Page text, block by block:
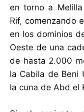
en torno a
Rif, comenzando
en los dominios
Oeste de una
de hasta 2.000
la Cabila de Beni
la cuna de Abd el